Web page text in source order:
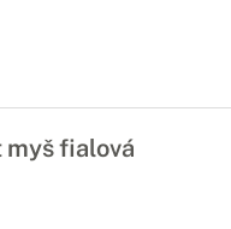
myš fialová